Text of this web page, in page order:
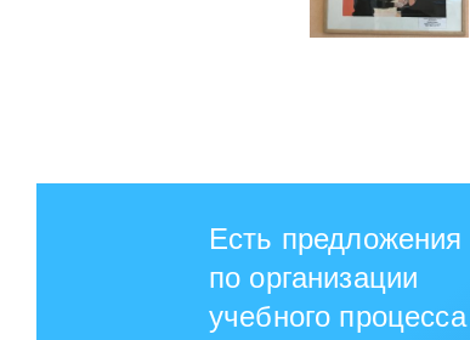
Есть предложения
по организации
учебного процесса